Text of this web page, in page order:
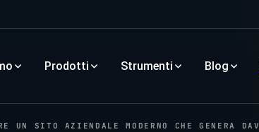
Prodotti Strumenti Blog
SITO AZIENDALE MODERNO CHE GENERA DAVVERO CONTATTI